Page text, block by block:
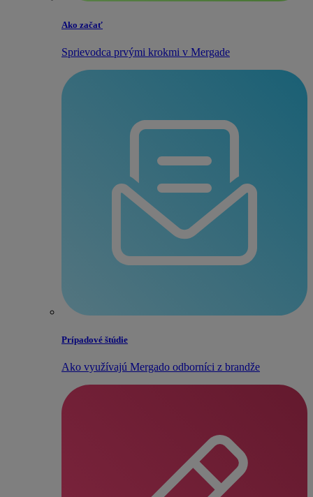
Ako začať
Sprievodca prvými krokmi v Mergade
Prípadové štúdie
Ako využívajú Mergado odborníci z brandže